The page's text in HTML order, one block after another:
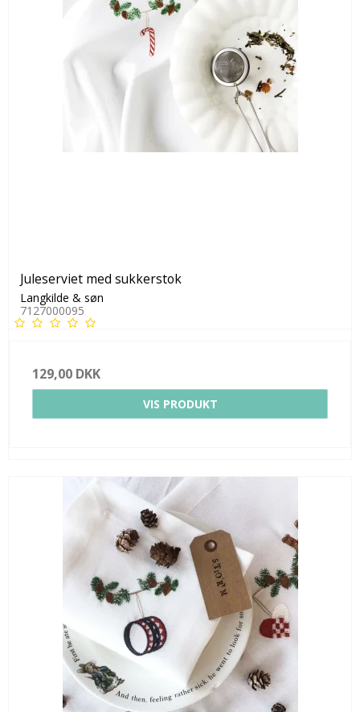
Juleserviet med sukkerstok
Langkilde & søn
7127000095
129,00 DKK
VIS PRODUKT